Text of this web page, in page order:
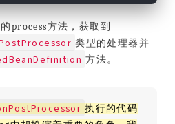
process方法，获取到
类型的处理器并
方法。
执行的代码